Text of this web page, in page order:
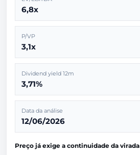
6,8x
P/VP
3,1x
Dividend yield 12m
3,71%
Data da análise
12/06/2026
Preço já exige a continuidade da virada